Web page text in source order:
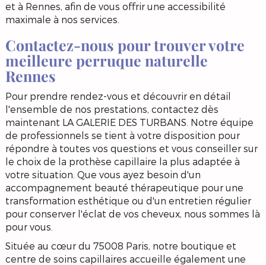
et à Rennes, afin de vous offrir une accessibilité
maximale à nos services.
Contactez-nous pour trouver votre
meilleure perruque naturelle
Rennes
Pour prendre rendez-vous et découvrir en détail
l'ensemble de nos prestations, contactez dès
maintenant LA GALERIE DES TURBANS. Notre équipe
de professionnels se tient à votre disposition pour
répondre à toutes vos questions et vous conseiller sur
le choix de la prothèse capillaire la plus adaptée à
votre situation. Que vous ayez besoin d'un
accompagnement beauté thérapeutique pour une
transformation esthétique ou d'un entretien régulier
pour conserver l'éclat de vos cheveux, nous sommes là
pour vous.
Située au cœur du 75008 Paris, notre boutique et
centre de soins capillaires accueille également une